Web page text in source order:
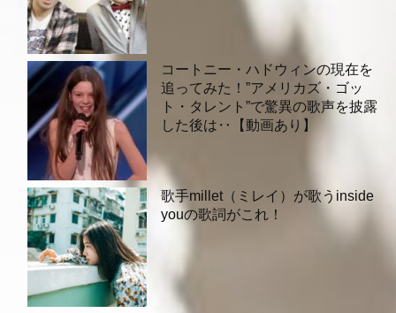
コートニー・ハドウィンの現在を
追ってみた！”アメリカズ・ゴッ
ト・タレント”で驚異の歌声を披露
した後は‥【動画あり】
歌手millet（ミレイ）が歌うinside
youの歌詞がこれ！